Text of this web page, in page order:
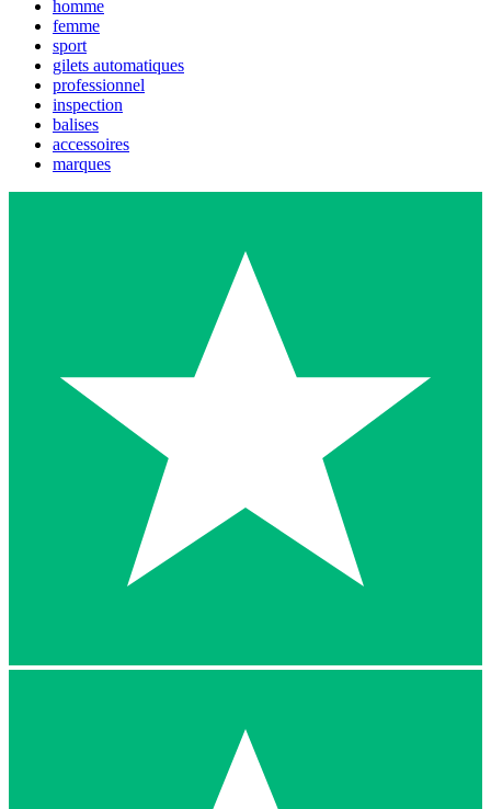
homme
femme
sport
gilets automatiques
professionnel
inspection
balises
accessoires
marques